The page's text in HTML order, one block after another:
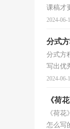
课稿才
2024-06-
分式
分式方
写出优
2024-06-
《荷
《荷
怎么写